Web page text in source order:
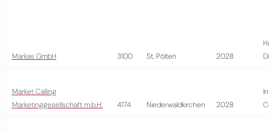
Markas GmbH 3100 St. Pölten 2028
Market Calling
Marketinggesellschaft m.b.H.
4174 Niederwaldkirchen 2028